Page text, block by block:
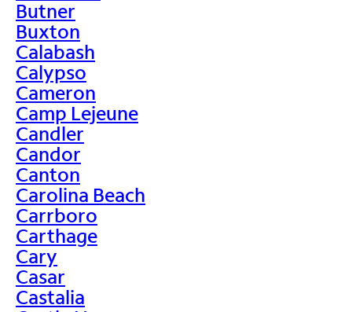
Butner
Buxton
Calabash
Calypso
Cameron
Camp Lejeune
Candler
Candor
Canton
Carolina Beach
Carrboro
Carthage
Cary
Casar
Castalia